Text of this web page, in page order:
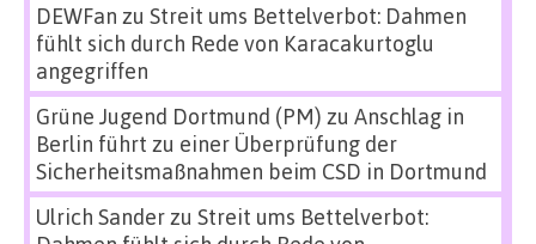
DEWFan zu Streit ums Bettelverbot: Dahmen
fühlt sich durch Rede von Karacakurtoglu
angegriffen
Grüne Jugend Dortmund (PM) zu Anschlag in
Berlin führt zu einer Überprüfung der
Sicherheitsmaßnahmen beim CSD in Dortmund
Ulrich Sanderzu Streit ums Bettelverbot: